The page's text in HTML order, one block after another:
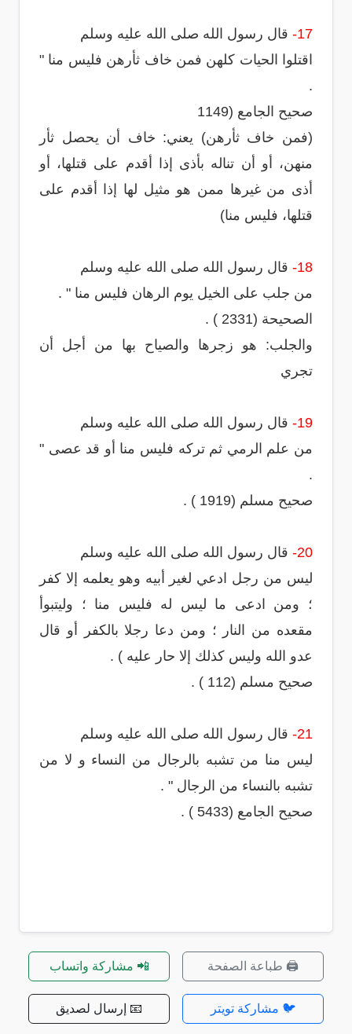
17-
قال رسول الله صلى الله عليه وسلم
اقتلوا الحيات كلهن فمن خاف ثأرهن فليس منا "
.
صحيح الجامع (1149
(فمن خاف ثأرهن) يعني: خاف أن يحصل ثأر
منهن، أو أن تناله بأذى إذا أقدم على قتلها، أو
أذى من غيرها ممن هو مثيل لها إذا أقدم على
قتلها، فليس منا)
18-
قال رسول الله صلى الله عليه وسلم
من جلب على الخيل يوم الرهان فليس منا " .
الصحيحة (2331 ) .
والجلب: هو زجرها والصياح بها من أجل أن
تجري
19-
قال رسول الله صلى الله عليه وسلم
من علم الرمي ثم تركه فليس منا أو قد عصى "
.
صحيح مسلم (1919 ) .
20- قال رسول الله صلى الله عليه وسلم
ليس من رجل ادعي لغير أبيه وهو يعلمه إلا كفر
؛ ومن ادعى ما ليس له فليس منا ؛ وليتبوأ
مقعده من النار ؛ ومن دعا رجلا بالكفر أو قال
عدو الله وليس كذلك إلا حار عليه ) .
صحيح مسلم (112 ) .
21- قال رسول الله صلى الله عليه وسلم
ليس منا من تشبه بالرجال من النساء و لا من
تشبه بالنساء من الرجال " .
صحيح الجامع (5433 ) .
🖨️ طباعة الصفحة 📲 مشاركة واتساب
🐦 مشاركة تويتر 📧 إرسال لصديق